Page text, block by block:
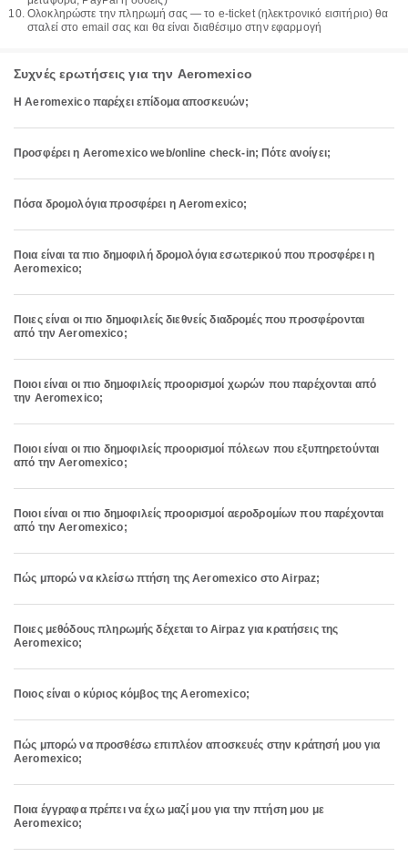
Ολοκληρώστε την πληρωμή σας — το e-ticket (ηλεκτρονικό εισιτήριο) θα
σταλεί στο email σας και θα είναι διαθέσιμο στην εφαρμογή
Συχνές ερωτήσεις για την Aeromexico
Η Aeromexico παρέχει επίδομα αποσκευών;
Προσφέρει η Aeromexico web/online check-in; Πότε ανοίγει;
Πόσα δρομολόγια προσφέρει η Aeromexico;
Ποια είναι τα πιο δημοφιλή δρομολόγια εσωτερικού που προσφέρει η
Aeromexico;
Ποιες είναι οι πιο δημοφιλείς διεθνείς διαδρομές που προσφέρονται
από την Aeromexico;
Ποιοι είναι οι πιο δημοφιλείς προορισμοί χωρών που παρέχονται από
την Aeromexico;
Ποιοι είναι οι πιο δημοφιλείς προορισμοί πόλεων που εξυπηρετούνται
από την Aeromexico;
Ποιοι είναι οι πιο δημοφιλείς προορισμοί αεροδρομίων που παρέχονται
από την Aeromexico;
Πώς μπορώ να κλείσω πτήση της Aeromexico στο Airpaz;
Ποιες μεθόδους πληρωμής δέχεται το Airpaz για κρατήσεις της
Aeromexico;
Ποιος είναι ο κύριος κόμβος της Aeromexico;
Πώς μπορώ να προσθέσω επιπλέον αποσκευές στην κράτησή μου για
Aeromexico;
Ποια έγγραφα πρέπει να έχω μαζί μου για την πτήση μου με
Aeromexico;